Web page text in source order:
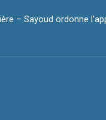
– Sayoud ordonne
silencieuse du